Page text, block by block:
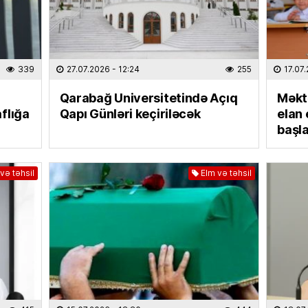
RƏSMI
339 27.07.2026 - 12:24 255
Qarabağ Universitetində Açıq
Qapı Günləri keçiriləcək
elan
təhsil Elm və təhsil